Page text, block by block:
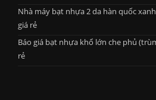
Nhà máy bạt nhựa 2 da hàn quốc
giá rẻ
Báo giá bạt nhựa khổ lớn che phủ
rẻ